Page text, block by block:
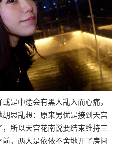
是中途会有黑人乱入而心痛，
思乱想：原来男优是接到天宫
所以天宫花南说要结束维持三
，两人是依依不舍地开了房间